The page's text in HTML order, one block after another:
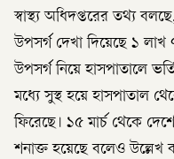
স্বাস্থ্য অধিদপ্তরের তথ্য
উপসর্গ দেখা দিয়েছে ১
উপসর্গ নিয়ে হাসপাতালে
মধ্যে সুস্থ হয়ে হাসপাতাল
ফিরেছে। ১৫ মার্চ থেকে
শনাক্ত হয়েছে বলেও উল্লেখ